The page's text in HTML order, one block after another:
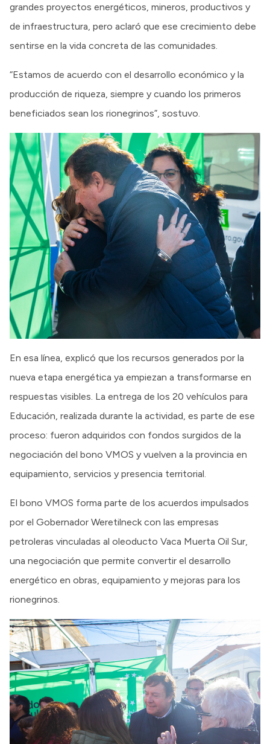
grandes proyectos energéticos, mineros, productivos y
de infraestructura, pero aclaró que ese crecimiento debe
sentirse en la vida concreta de las comunidades.
“Estamos de acuerdo con el desarrollo económico y la
producción de riqueza, siempre y cuando los primeros
beneficiados sean los rionegrinos”, sostuvo.
En esa línea, explicó que los recursos generados por la
nueva etapa energética ya empiezan a transformarse en
respuestas visibles. La entrega de los 20 vehículos para
Educación, realizada durante la actividad, es parte de ese
proceso: fueron adquiridos con fondos surgidos de la
negociación del bono VMOS y vuelven a la provincia en
equipamiento, servicios y presencia territorial.
El bono VMOS forma parte de los acuerdos impulsados
por el Gobernador Weretilneck con las empresas
petroleras vinculadas al oleoducto Vaca Muerta Oil Sur,
una negociación que permite convertir el desarrollo
energético en obras, equipamiento y mejoras para los
rionegrinos.